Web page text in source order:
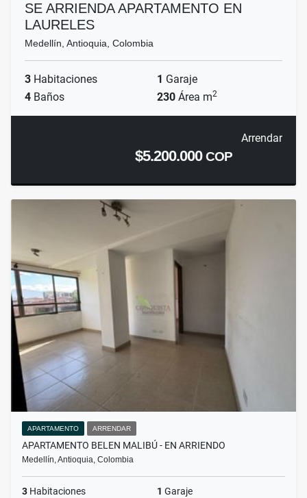
SE ARRIENDA APARTAMENTO EN
LAURELES
Medellín, Antioquia, Colombia
3 Habitaciones 1 Garaje
4 Baños 230 Área m2
Arrendar
$5.200.000COP
APARTAMENTO ARRENDAR
APARTAMENTO BELEN MALIBÚ - EN ARRIENDO
Medellín, Antioquia, Colombia
3 Habitaciones 1 Garaje